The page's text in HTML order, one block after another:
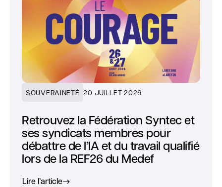
SOUVERAINETÉ 20 JUILLET 2026
Retrouvez la Fédération Syntec et
ses syndicats membres pour
débattre de l’IA et du travail qualifié
lors de la REF26 du Medef
Lire l’article